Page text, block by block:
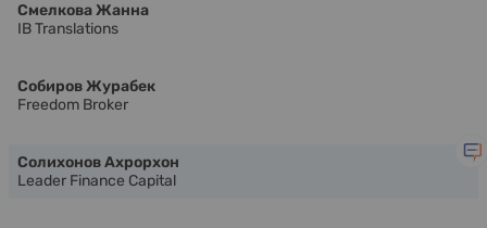
Смелкова Жанна
IB Translations
Собиров Журабек
Freedom Broker
Солихонов Ахрорхон
Leader Finance Capital